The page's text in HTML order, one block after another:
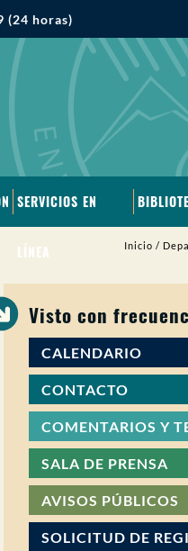
(24 horas)
SERVICIOS EN
LÍNEA Inicio /
Visto con
CALENDARIO
CONTACTO
COMENTARIOS Y
SALA DE PRENSA
AVISOS PÚBLICOS
SOLICITUD DE